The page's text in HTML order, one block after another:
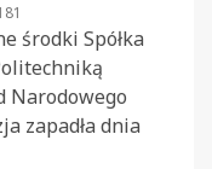
środki Spółka
Narodowego
zapadła dnia